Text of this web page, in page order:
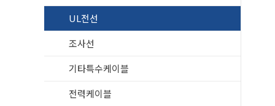
UL전선
조사선
기타특수케이블
전력케이블